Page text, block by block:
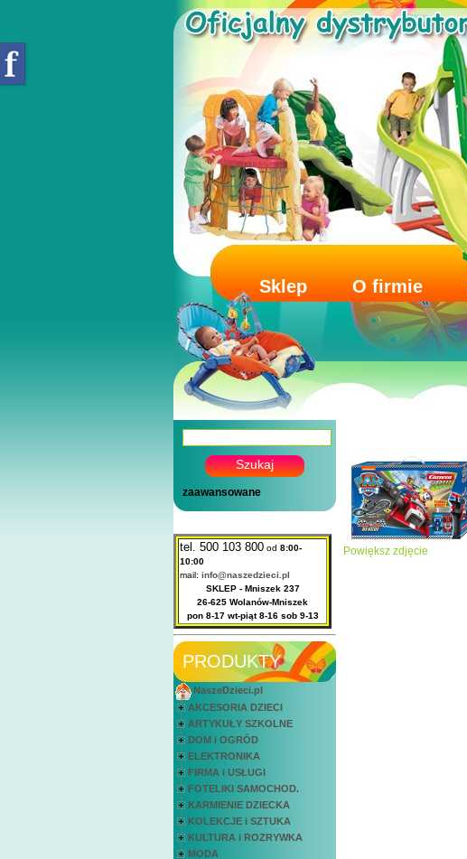
Sklep O firmie
zaawansowane
tel. 500 103 800 od 8:00-
10:00
mail: info@naszedzieci.pl
SKLEP - Mniszek 237
26-625 Wolanów-Mniszek
pon 8-17 wt-piąt 8-16 sob 9-13
PRODUKTY
NaszeDzieci.pl
AKCESORIA DZIECI
ARTYKUŁY SZKOLNE
DOM i OGRÓD
ELEKTRONIKA
FIRMA i USŁUGI
FOTELIKI SAMOCHOD.
KARMIENIE DZIECKA
KOLEKCJE i SZTUKA
KULTURA i ROZRYWKA
MODA
Powiększ zdjęcie